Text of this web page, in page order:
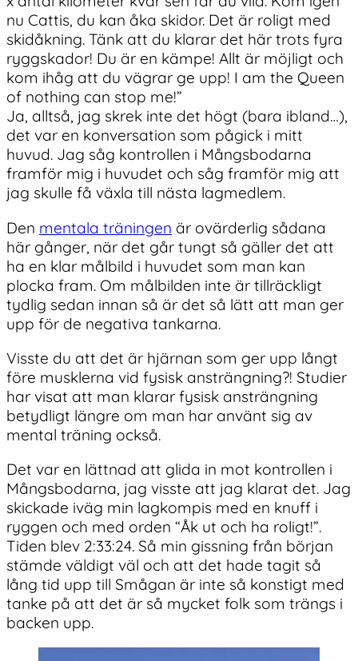
nu Cattis, du kan åka skidor. Det är roligt med
skidåkning. Tänk att du klarar det här trots fyra
ryggskador! Du är en kämpe! Allt är möjligt och
kom ihåg att du vägrar ge upp! I am the Queen
of nothing can stop me!”
Ja, alltså, jag skrek inte det högt (bara ibland…),
det var en konversation som pågick i mitt
huvud. Jag såg kontrollen i Mångsbodarna
framför mig i huvudet och såg framför mig att
jag skulle få växla till nästa lagmedlem.
Den mentala träningen är ovärderlig sådana
här gånger, när det går tungt så gäller det att
ha en klar målbild i huvudet som man kan
plocka fram. Om målbilden inte är tillräckligt
tydlig sedan innan så är det så lätt att man ger
upp för de negativa tankarna.
Visste du att det är hjärnan som ger upp långt
före musklerna vid fysisk ansträngning?! Studier
har visat att man klarar fysisk ansträngning
betydligt längre om man har använt sig av
mental träning också.
Det var en lättnad att glida in mot kontrollen i
Mångsbodarna, jag visste att jag klarat det. Jag
skickade iväg min lagkompis med en knuff i
ryggen och med orden “Åk ut och ha roligt!”.
Tiden blev 2:33:24. Så min gissning från början
stämde väldigt väl och att det hade tagit så
lång tid upp till Smågan är inte så konstigt med
tanke på att det är så mycket folk som trängs i
backen upp.